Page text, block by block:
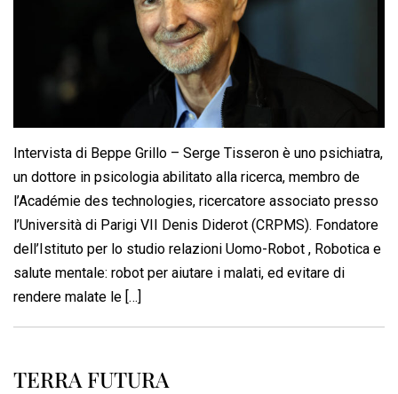
Intervista di Beppe Grillo – Serge Tisseron è uno psichiatra,
un dottore in psicologia abilitato alla ricerca, membro de
l’Académie des technologies, ricercatore associato presso
l’Università di Parigi VII Denis Diderot (CRPMS). Fondatore
dell’Istituto per lo studio relazioni Uomo-Robot , Robotica e
salute mentale: robot per aiutare i malati, ed evitare di
rendere malate le […]
TERRA FUTURA